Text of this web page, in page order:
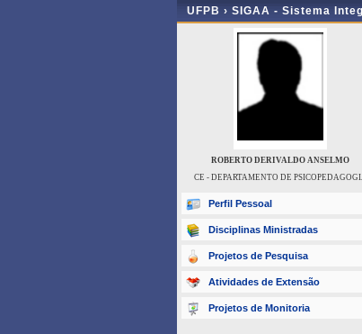
UFPB › SIGAA - Sistema
ROBERTO DERIVALDO ANSELMO
CE - DEPARTAMENTO DE
Perfil Pessoal
Disciplinas Ministradas
Projetos de Pesquisa
Atividades de Extensão
Projetos de Monitoria